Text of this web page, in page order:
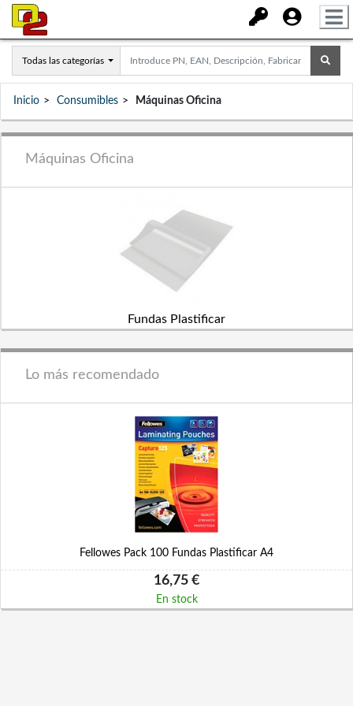
Todas las categorías
Inicio Consumibles Máquinas Oficina
Máquinas Oficina
Fundas Plastificar
Lo más recomendado
Fellowes Pack 100 Fundas Plastificar A4
16,75 €
En stock